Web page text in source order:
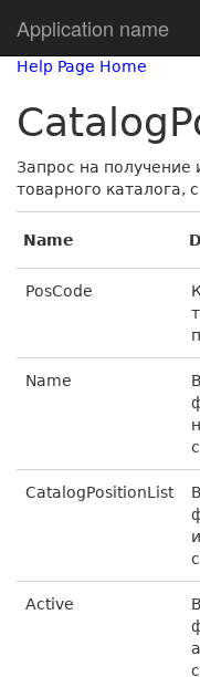
Application name
Help Page Home
Запрос на
товарного каталога,
Name
PosCode
Name
CatalogPositionList
Active